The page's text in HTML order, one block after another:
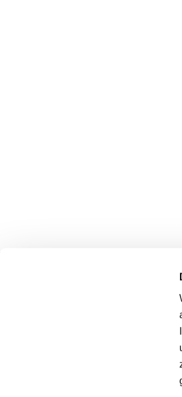
Evangelische
wolfgang.jaeger@evangelisch-